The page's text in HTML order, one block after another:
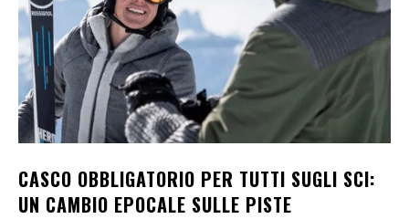
CASCO OBBLIGATORIO PER TUTTI SUGLI SCI:
UN CAMBIO EPOCALE SULLE PISTE